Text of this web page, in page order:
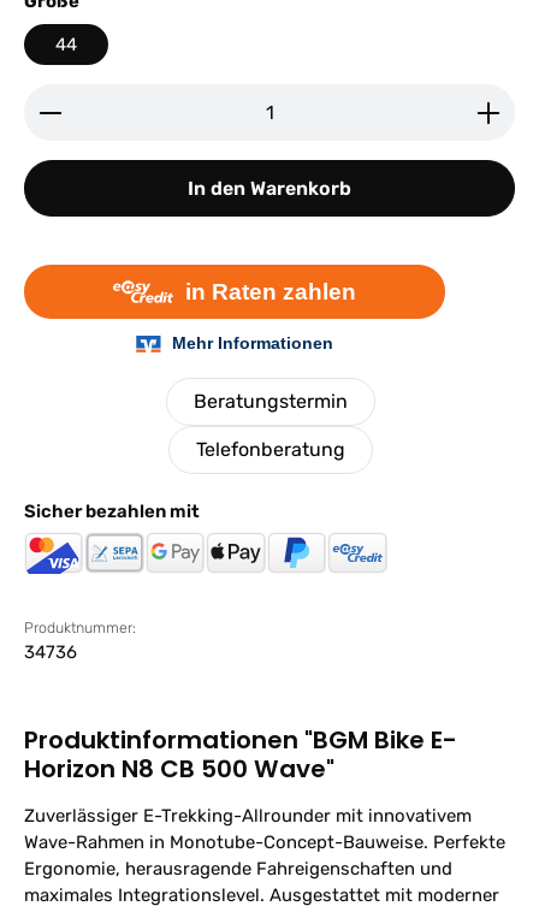
44
Produkt Anzahl: Gib den gewünschten Wert ein
In den Warenkorb
Beratungstermin
Telefonberatung
Sicher bezahlen mit
Produktnummer:
34736
Produktinformationen "BGM Bike E-
Horizon N8 CB 500 Wave"
Zuverlässiger E-Trekking-Allrounder mit innovativem
Wave-Rahmen in Monotube-Concept-Bauweise. Perfekte
Ergonomie, herausragende Fahreigenschaften und
maximales Integrationslevel. Ausgestattet mit moderner